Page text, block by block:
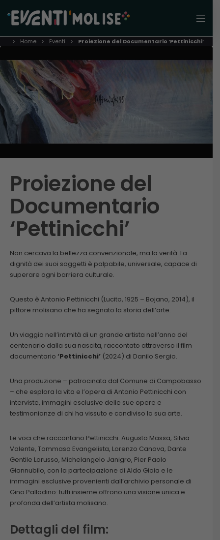
Home Eventi Proiezione del Documentario ‘Pettinicchi’
Proiezione del
Documentario
‘Pettinicchi’
Non cercava la bellezza convenzionale, ma la verità. La
dignità dei suoi soggetti è palpabile, universale, capace di
superare ogni barriera culturale.
Questo è Antonio Pettinicchi (Lucito, 1925 – Bojano, 2014), il
pittore molisano che ha segnato la storia dell’arte.
Un viaggio nell’intimità di un grande artista nell’anno del
centenario dalla sua nascita, raccontato attraverso il film
documentario ‘Pettinicchi’ (2024) di Danilo Sergio.
Una produzione – patrocinata dal Comune di Campobasso
– che esplora la vita e l’opera di Antonio Pettinicchi con
interviste, immagini esclusive delle sue opere e
testimonianze di chi ha vissuto e condiviso la sua arte.
Le voci che raccontano Pettinicchi: Augusto Massa, Silvia
Valente, Tommaso Evangelista, Lorenzo Canova, Dante
Gentile Lorusso, Michelangelo Janigro, Pier Paolo
Giannubilo, con la partecipazione di Aldo Gioia e le
immagini esclusive provenienti dall’archivio personale di
Gino Palladino: tutti insieme offrono una visione unica e
profonda dell’artista molisano.
Dettagli del film: